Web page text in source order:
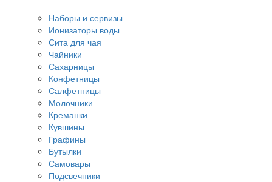
Наборы и сервизы
Ионизаторы воды
Сита для чая
Чайники
Сахарницы
Конфетницы
Салфетницы
Молочники
Креманки
Кувшины
Графины
Бутылки
Самовары
Подсвечники